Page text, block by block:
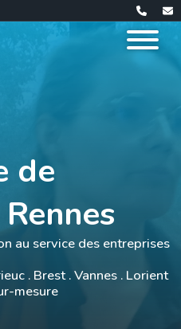
de
au service des entreprises
. Brest . Vannes . Lorient
mesure